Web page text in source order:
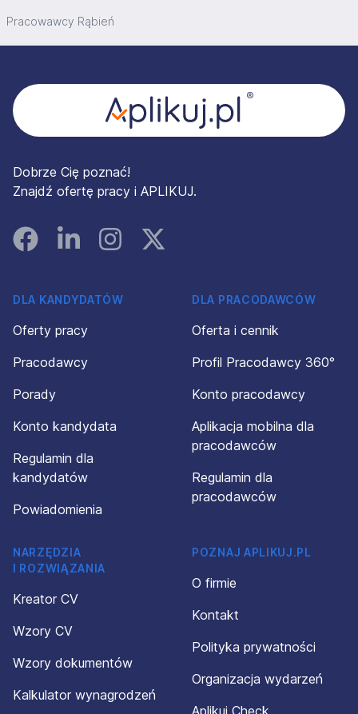
Pracowawcy Rąbień
Dobrze Cię poznać!
Znajdź ofertę pracy i APLIKUJ.
FacebookLinked InInstagramInstagram
DLA KANDYDATÓW
Oferty pracy
Pracodawcy
Porady
Konto kandydata
Regulamin dla
kandydatów
Powiadomienia
DLA PRACODAWCÓW
Oferta i cennik
Profil Pracodawcy 360°
Konto pracodawcy
Aplikacja mobilna dla
pracodawców
Regulamin dla
pracodawców
NARZĘDZIA
I ROZWIĄZANIA
Kreator CV
Wzory CV
Wzory dokumentów
Kalkulator wynagrodzeń
POZNAJ APLIKUJ.PL
O firmie
Kontakt
Polityka prywatności
Organizacja wydarzeń
Aplikuj Check